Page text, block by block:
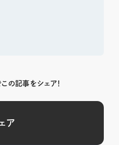
の記事をシェア！
ア